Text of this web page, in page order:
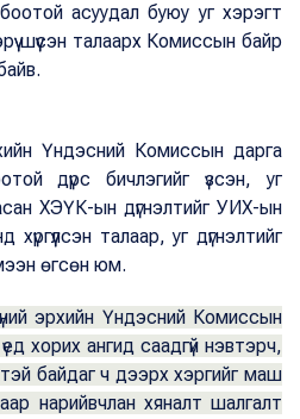
асуудал буюу уг хэрэгт
шүүсэн талаарх Комиссын байр
Үндэсний Комиссын дарга
дүрс бичлэгийг үзсэн, уг
ХЭҮК-ын дүгнэлтийг УИХ-ын
талаар, уг дүгнэлтийг
өгсөн юм.
эрхийн Үндэсний Комиссын
хорих ангид саадгүй нэвтэрч,
байдаг ч дээрх хэргийг маш
нарийвчлан хяналт шалгалт